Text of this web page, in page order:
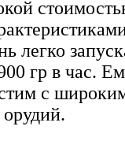
легко
гр в час.
с